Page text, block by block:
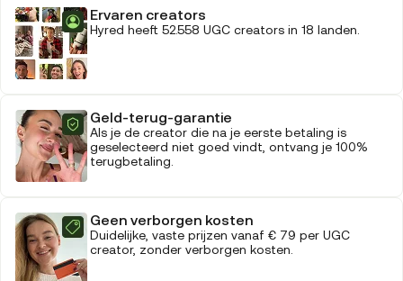
Ervaren creators
Hyred heeft 52.558 UGC creators in 18 landen.
Geld-terug-garantie
Als je de creator die na je eerste betaling is
geselecteerd niet goed vindt, ontvang je 100%
terugbetaling.
Geen verborgen kosten
Duidelijke, vaste prijzen vanaf € 79 per UGC
creator, zonder verborgen kosten.